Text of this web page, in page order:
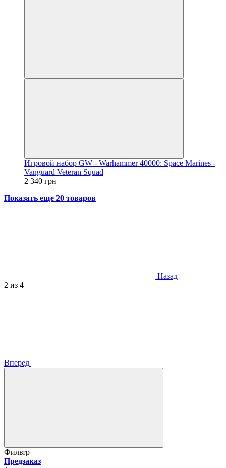
Игровой набор GW - Warhammer 40000: Space Marines -
Vanguard Veteran Squad
2 340 грн
Показать еще 20 товаров
Назад
2 из 4
Вперед
Фильтр
Предзаказ